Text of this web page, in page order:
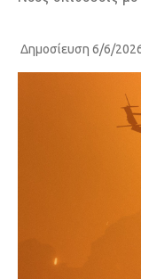
City Guide
Πάσχα
Δημοσίευση 6/6/